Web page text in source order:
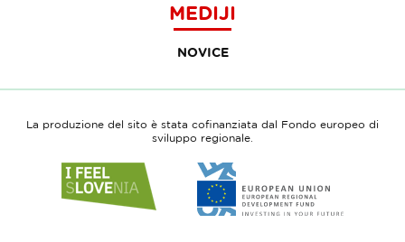
MEDIJI
NOVICE
La produzione del sito è stata cofinanziata dal Fondo europeo di
sviluppo regionale.
to
website
to
website